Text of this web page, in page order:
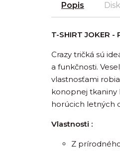
Popis
T-SHIRT JOKER -
Crazy tričká sú
a funkčnosti.
vlastnosťami
konopnej tkaniny
horúcich letných
Vlastnosti :
Z